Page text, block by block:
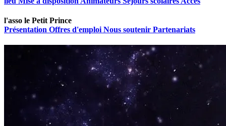
l'asso le Petit Prince
Présentation Offres d'emploi Nous soutenir Partenariats